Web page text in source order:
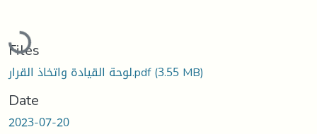
Loading...
Files
لوحة القيادة واتخاذ القرار.pdf(3.55 MB)
Date
2023-07-20